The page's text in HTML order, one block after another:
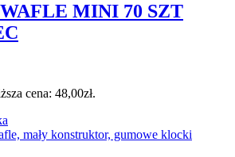
MINI 70 SZT
cena: 48,00zł.